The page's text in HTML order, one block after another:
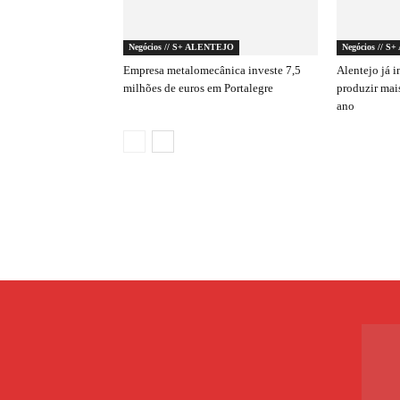
Negócios // S+ ALENTEJO
Empresa metalomecânica investe 7,5
milhões de euros em Portalegre
Negócios //
Alentejo já
produzir
ano